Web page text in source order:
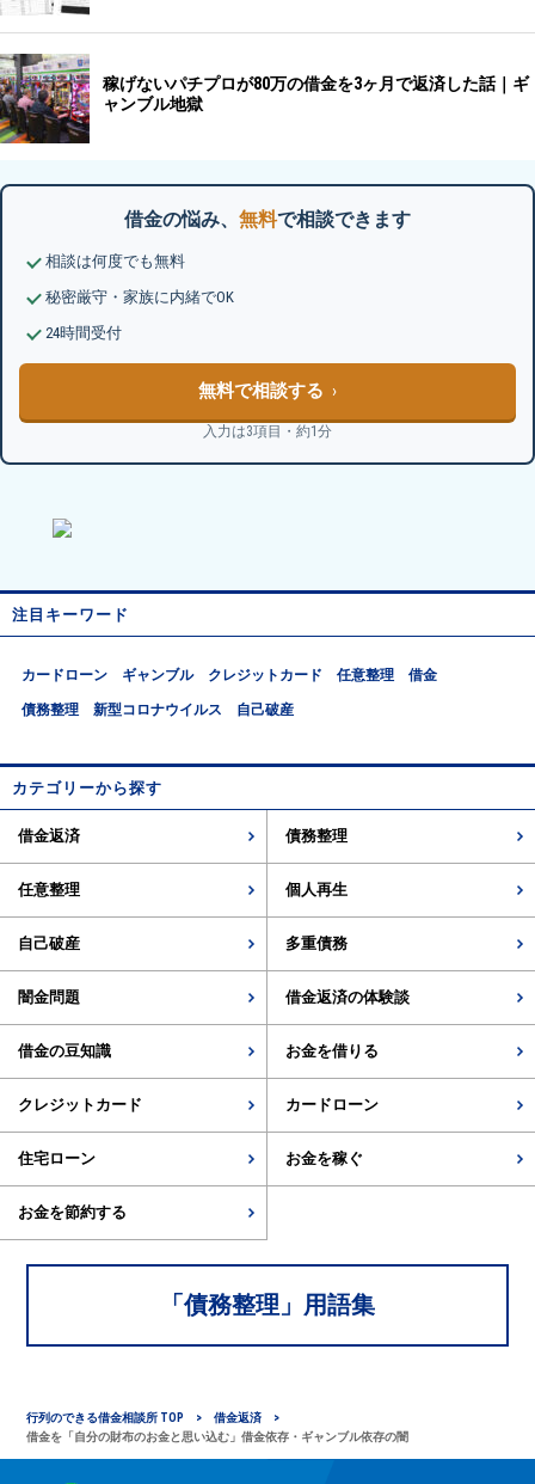
借金の悩み、 無料で相談できます
相談は何度でも無料
秘密厳守・家族に内緒でOK
24時間受付
無料で相談する
入力は3項目・約1分
注目キーワード
カードローン ギャンブル クレジットカード 任意整理 借金
債務整理 新型コロナウイルス 自己破産
カテゴリーから探す
借金返済 債務整理
任意整理 個人再生
自己破産 多重債務
闇金問題 借金返済の体験談
借金の豆知識 お金を借りる
クレジットカード カードローン
住宅ローン お金を稼ぐ
お金を節約する
「債務整理 」用語集
行列のできる借金相談所 TOP
借金返済
借金を「自分の財布のお金と思い込む」借金依存・ギャンブル依存の闇